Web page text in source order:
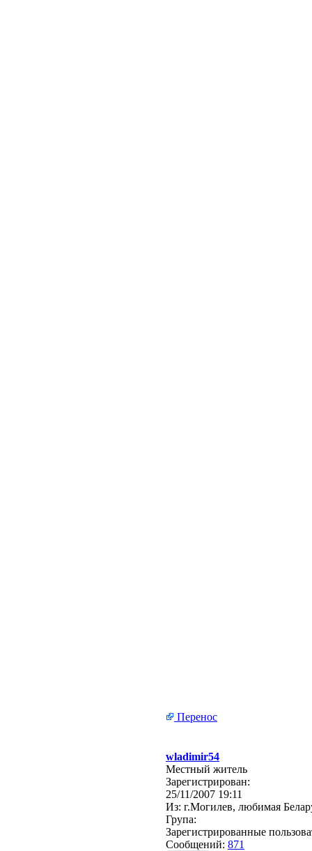
Перенос
wladimir54
Местный житель
Зарегистрирован:
25/11/2007 19:11
Из: г.Могилев, любимая
Група:
Зарегистрированные
Сообщений: 871